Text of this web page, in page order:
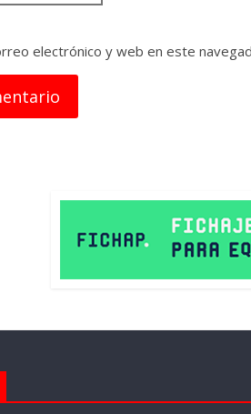
electrónico y web en este